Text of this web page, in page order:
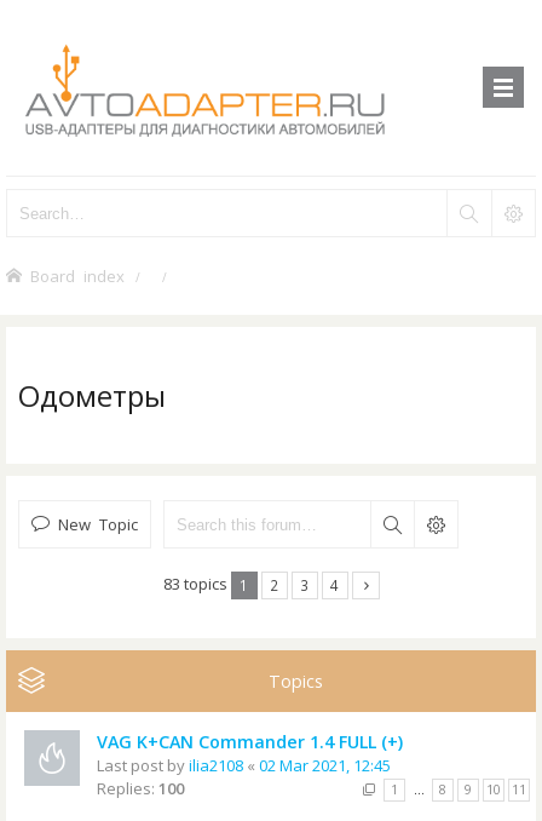
Board index
Одометры
New Topic
83 topics 1 2 3 4
Topics
VAG K+CAN Commander 1.4 FULL (+)
Last post byilia2108 « 02 Mar 2021, 12:45
Replies: 100 1 … 8 9 10 11